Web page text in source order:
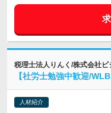
税理士法人りんく/株式会社
【社労士勉強中歓迎/
人材紹介